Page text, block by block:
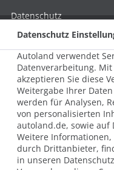
© 2026 AUTOLAND 24 SE & Co. Betriebs
Werner-von-Siemens-Str. 2, 06796
Datenschutz
Hinweisgebersystem
Beschwerde nach LkSG
Grundsatzerklärung zum
Datenschutz
Autoland verwendet
Datenverarbeitung.
akzeptieren Sie diese
Weitergabe Ihrer
werden für Analysen,
von personalisierten
autoland.de, sowie
Weitere
durch Drittanbieter,
in unseren